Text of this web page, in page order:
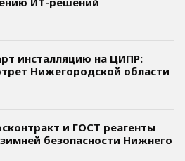
инсталляцию на ЦИПР:
Нижегородской области
и ГОСТ реагенты
безопасности Нижнего